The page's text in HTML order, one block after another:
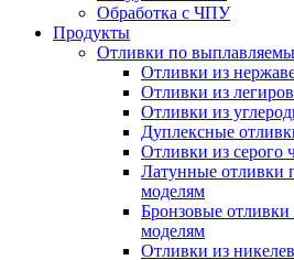
Обработка с ЧПУ
Продукты
Отливки по
Отливки из
Отливки из
Отливки из
Дуплексные
Отливки из серого
Латунные отливки
моделям
Бронзовые
моделям
Отливки из